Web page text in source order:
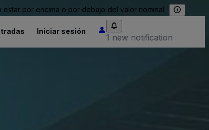
por encima o por debajo del valor nominal.
Iniciar sesión
1 new notification